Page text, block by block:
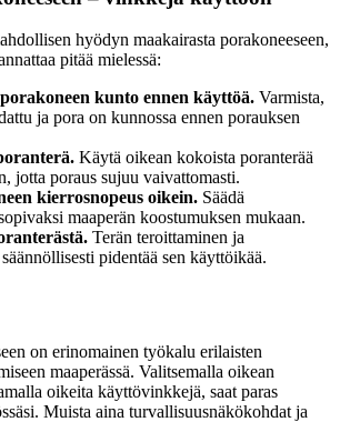
hyödyn maakairasta porakoneeseen,
pitää mielessä:
kunto ennen käyttöä. Varmista,
ja pora on kunnossa ennen porauksen
Käytä oikean kokoista poranterää
jotta poraus sujuu vaivattomasti.
kierrosnopeus oikein. Säädä
maaperän koostumuksen mukaan.
Terän teroittaminen ja
pidentää sen käyttöikää.
on erinomainen työkalu erilaisten
maaperässä. Valitsemalla oikean
oikeita käyttövinkkejä, saat paras
Muista aina turvallisuusnäkökohdat ja